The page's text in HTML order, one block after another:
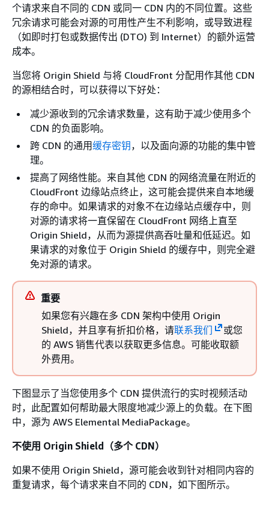
个请求来自不同的 CDN 或同一 CDN 内的不同位置。这些
冗余请求可能会对源的可用性产生不利影响，或导致进程
（如即时打包或数据传出 (DTO) 到 Internet）的额外运营
成本。
当您将 Origin Shield 与将 CloudFront 分配用作其他 CDN
的源相结合时，可以获得以下好处：
减少源收到的冗余请求数量，这有助于减少使用多个
CDN 的负面影响。
跨 CDN 的通用缓存密钥，以及面向源的功能的集中管
理。
提高了网络性能。来自其他 CDN 的网络流量在附近的
CloudFront 边缘站点终止，这可能会提供来自本地缓
存的命中。如果请求的对象不在边缘站点缓存中，则
对源的请求将一直保留在 CloudFront 网络上直至
Origin Shield，从而为源提供高吞吐量和低延迟。如
果请求的对象位于 Origin Shield 的缓存中，则完全避
免对源的请求。
重要
如果您有兴趣在多 CDN 架构中使用 Origin
Shield，并且享有折扣价格，请联系我们
或您
的 AWS 销售代表以获取更多信息。可能收取额
外费用。
下图显示了当您使用多个 CDN 提供流行的实时视频活动
时，此配置如何帮助最大限度地减少源上的负载。在下图
中，源为 AWS Elemental MediaPackage。
不使用 Origin Shield（多个 CDN）
如果不使用 Origin Shield，源可能会收到针对相同内容的
重复请求，每个请求来自不同的 CDN，如下图所示。